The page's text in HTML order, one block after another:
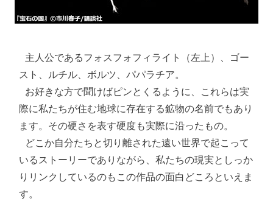
スト、ルチル、ボルツ、パパラチア。
際に私たちが住む地球に存在する鉱物の名前でもあり
ます。その硬さを表す硬度も実際に沿ったもの。
いるストーリーでありながら、私たちの現実としっか
りリンクしているのもこの作品の面白どころといえま
す。